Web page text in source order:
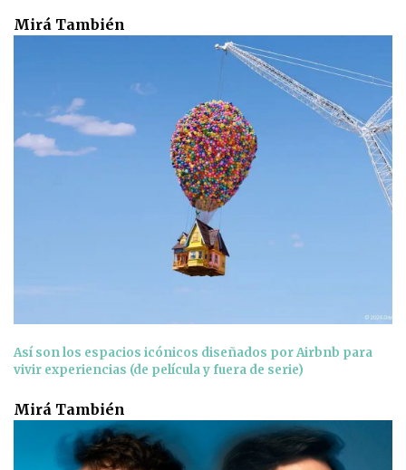
Mirá También
Así son los espacios icónicos diseñados por Airbnb para
vivir experiencias (de película y fuera de serie)
Mirá También